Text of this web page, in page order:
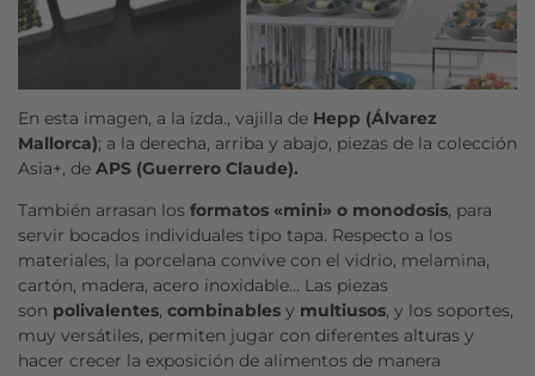
En esta imagen, a la izda., vajilla de Hepp (Álvarez
Mallorca); a la derecha, arriba y abajo, piezas de la colección
Asia+, de APS (Guerrero Claude).
También arrasan los formatos «mini» o monodosis, para
servir bocados individuales tipo tapa. Respecto a los
materiales, la porcelana convive con el vidrio, melamina,
cartón, madera, acero inoxidable… Las piezas
son polivalentes, combinables y multiusos, y los soportes,
muy versátiles, permiten jugar con diferentes alturas y
hacer crecer la exposición de alimentos de manera